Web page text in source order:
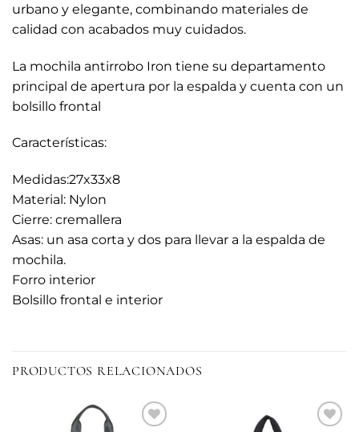
urbano y elegante, combinando materiales de
calidad con acabados muy cuidados.
La mochila antirrobo Iron tiene su departamento
principal de apertura por la espalda y cuenta con un
bolsillo frontal
Características:
Medidas:27x33x8
Material: Nylon
Cierre: cremallera
Asas: un asa corta y dos para llevar a la espalda de
mochila.
Forro interior
Bolsillo frontal e interior
PRODUCTOS RELACIONADOS